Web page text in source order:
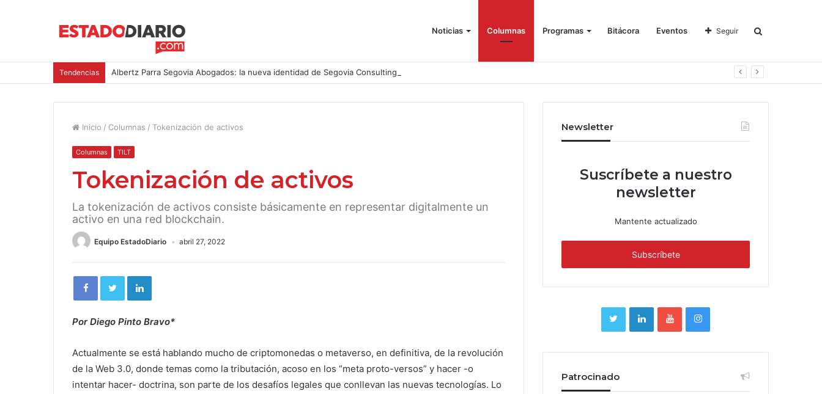
Noticias Columnas Programas Bitácora Eventos Seguir
Tendencias Albertz Parra Segovia Abogados: la nueva identidad de Segovia Consulting
Inicio / Columnas / Tokenización de activos
Columnas TILT
Tokenización de activos
La tokenización de activos consiste básicamente en representar digitalmente un
activo en una red blockchain.
Equipo EstadoDiario abril 27, 2022
Por Diego Pinto Bravo*
Actualmente se está hablando mucho de criptomonedas o metaverso, en definitiva, de la revolución
de la Web 3.0, donde temas como la tributación, acoso en los “meta proto-versos” y hacer -o
intentar hacer- doctrina, son parte de los desafíos legales que conllevan las nuevas tecnologías. Lo
Newsletter
Suscríbete a nuestro
newsletter
Mantente actualizado
Patrocinado